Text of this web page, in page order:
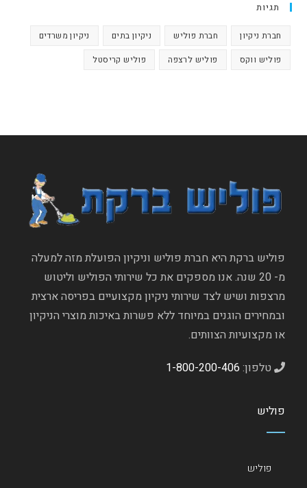
תגיות
חברת ניקיון חברת פוליש ניקיון בתים
ניקיון משרדים
פוליש ווקס
פוליש לרצפה פוליש קריסטל
פוליש ברקת היא חברת פוליש וניקיון הפועלת מזה למעלה
מ- 20 שנה. אנו מספקים את כל שירותי הפוליש וליטוש
מרצפות ושיש לצד שירותי ניקיון מקצועיים בפריסה ארצית
ובמחירים הוגנים במיוחד ללא פשרות באיכות מוצרי הניקיון
או מקצועיות הצוותים.
טלפון: 1-800-200-406
פוליש
פוליש